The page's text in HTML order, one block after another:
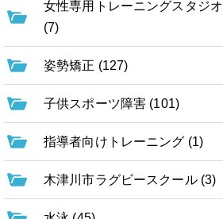
女性専用トレーニングスタジオ
(7)
姿勢矯正 (127)
子供スポーツ障害 (101)
指導者向けトレーニング (1)
木津川市ラグビースクール (3)